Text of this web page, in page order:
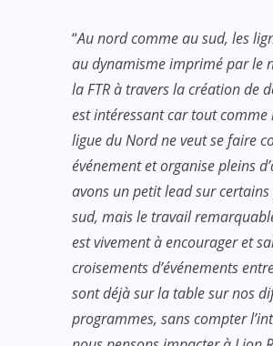
“Au nord comme au sud, les
au dynamisme imprimé par le
la FTR à travers la création de
est intéressant car tout comme
ligue du Nord ne veut se faire
événement et organise pleins
avons un petit lead sur
sud, mais le travail
est vivement à encourager et
croisements d’événements
sont déjà sur la table sur nos
programmes, sans compter